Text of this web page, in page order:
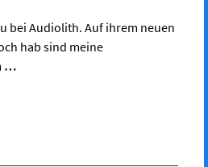
bei Audiolith. Auf ihrem neuen
hab sind meine
…